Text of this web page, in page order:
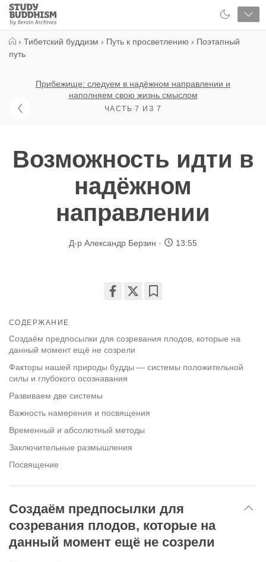
Close
Study
Buddhism
› Тибетский буддизм › Путь к просветлению › Поэтапный
путь
Прибежище: следуем в надёжном направлении и
наполняем свою жизнь смыслом
ЧАСТЬ 7 ИЗ 7
Возможность идти в
надёжном
направлении
Д-р Александр Берзин 13:55
СОДЕРЖАНИЕ
Создаём предпосылки для созревания плодов, которые на
данный момент ещё не созрели
Факторы нашей природы будды — системы положительной
силы и глубокого осознавания
Развиваем две системы
Важность намерения и посвящения
Временный и абсолютный методы
Заключительные размышления
Посвящение
Создаём предпосылки для
созревания плодов, которые на
данный момент ещё не созрели